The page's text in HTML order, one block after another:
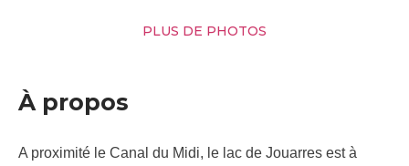
PLUS DE PHOTOS
À propos
A proximité le Canal du Midi, le lac de Jouarres est à